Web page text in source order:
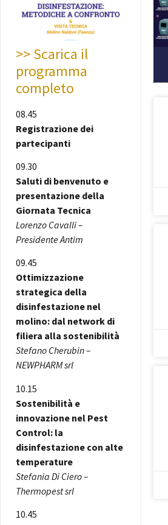
>> Scarica il
programma
completo
08.45
Registrazione dei
partecipanti
09.30
Saluti di benvenuto e
presentazione della
Giornata Tecnica
Lorenzo Cavalli –
Presidente Antim
09.45
Ottimizzazione
strategica della
disinfestazione nel
molino: dal network di
filiera alla sostenibilità
Stefano Cherubin –
NEWPHARM srl
10.15
Sostenibilità e
innovazione nel Pest
Control: la
disinfestazione con alte
temperature
Stefania Di Ciero –
Thermopest srl
10.45